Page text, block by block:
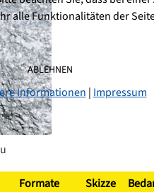
Formate
Skizze
alle Funktionalitäten der
ABLEHNEN
Informationen | Impressum